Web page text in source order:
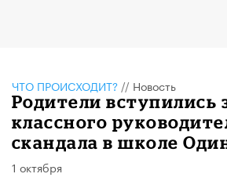
ЧТО ПРОИСХОДИТ? // Новость
Родители вступились
классного
скандала в школе
1 октября